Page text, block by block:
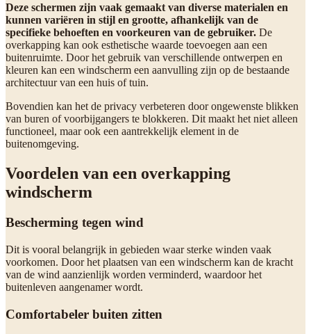
Deze schermen zijn vaak gemaakt van diverse materialen en
kunnen variëren in stijl en grootte, afhankelijk van de
specifieke behoeften en voorkeuren van de gebruiker. De
overkapping kan ook esthetische waarde toevoegen aan een
buitenruimte. Door het gebruik van verschillende ontwerpen en
kleuren kan een windscherm een aanvulling zijn op de bestaande
architectuur van een huis of tuin.
Bovendien kan het de privacy verbeteren door ongewenste blikken
van buren of voorbijgangers te blokkeren. Dit maakt het niet alleen
functioneel, maar ook een aantrekkelijk element in de
buitenomgeving.
Voordelen van een overkapping
windscherm
Bescherming tegen wind
Dit is vooral belangrijk in gebieden waar sterke winden vaak
voorkomen. Door het plaatsen van een windscherm kan de kracht
van de wind aanzienlijk worden verminderd, waardoor het
buitenleven aangenamer wordt.
Comfortabeler buiten zitten